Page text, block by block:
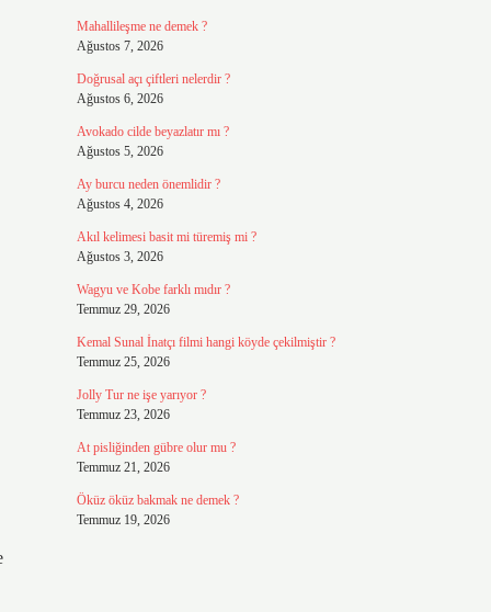
Mahallileşme ne demek ?
Ağustos 7, 2026
Doğrusal açı çiftleri nelerdir ?
Ağustos 6, 2026
Avokado cilde beyazlatır mı ?
Ağustos 5, 2026
Ay burcu neden önemlidir ?
Ağustos 4, 2026
Akıl kelimesi basit mi türemiş mi ?
Ağustos 3, 2026
Wagyu ve Kobe farklı mıdır ?
Temmuz 29, 2026
Kemal Sunal İnatçı filmi hangi köyde çekilmiştir ?
Temmuz 25, 2026
Jolly Tur ne işe yarıyor ?
Temmuz 23, 2026
At pisliğinden gübre olur mu ?
Temmuz 21, 2026
Öküz öküz bakmak ne demek ?
Temmuz 19, 2026